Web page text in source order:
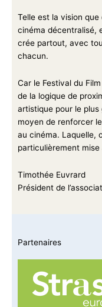
Telle est la vision
cinéma décentralisé,
crée partout, avec
chacun.
Car le Festival du
de la logique de
artistique pour le plus
moyen de renforcer
au cinéma. Laquelle,
particulièrement
Timothée Euvrard
Président de
Partenaires